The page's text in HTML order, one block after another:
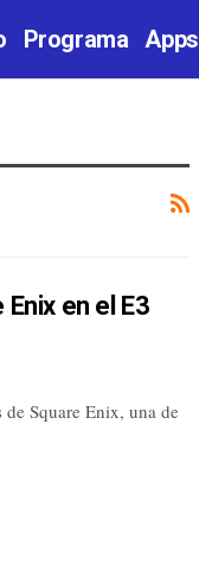
Programa Apps
en el E3
Square Enix, una de